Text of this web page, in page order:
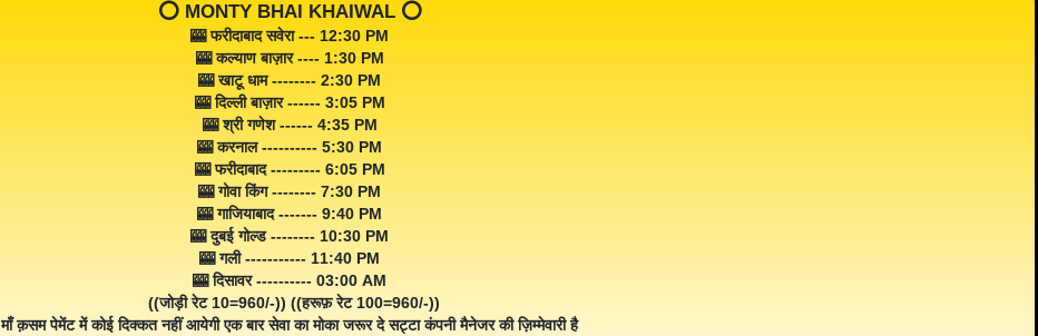
⭕️ MONTY BHAI KHAIWAL ⭕️
🎰 फरीदाबाद सवेरा --- 12:30 PM
🎰 कल्याण बाज़ार ---- 1:30 PM
🎰 खाटू धाम -------- 2:30 PM
🎰 दिल्ली बाज़ार ------ 3:05 PM
🎰 श्री गणेश ------ 4:35 PM
🎰 करनाल ---------- 5:30 PM
🎰 फरीदाबाद --------- 6:05 PM
🎰 गोवा किंग -------- 7:30 PM
🎰 गाजियाबाद ------- 9:40 PM
🎰 दुबई गोल्ड -------- 10:30 PM
🎰 गली ----------- 11:40 PM
🎰 दिसावर ---------- 03:00 AM
((जोड़ी रेट 10=960/-)) ((हरूफ़ रेट 100=960/-))
माँ क़सम पेमेंट में कोई दिक्कत नहीं आयेगी एक बार सेवा का मोका जरूर दे सट्टा कंपनी मैनेजर की ज़िम्मेवारी है